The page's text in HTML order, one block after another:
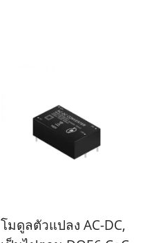
โมดูลตัวแปลง AC-DC,